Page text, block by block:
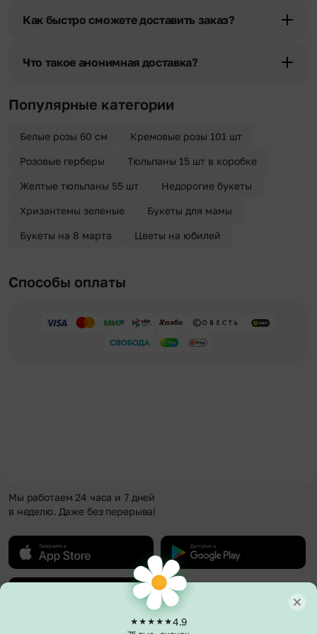
разрешения получателя, после чего высылается заказчику на
Как быстро сможете доставить заказ?
отрезка. Хотите получить цветы раньше? Оформите услугу
Что такое анонимная доставка?
«Анонимная доставка». Мы гарантируем анонимность
Популярные категории
Белые розы 60 см Кремовые розы 101 шт
Розовые герберы Тюльпаны 15 шт в коробке
Желтые тюльпаны 55 шт Недорогие букеты
Хризантемы зеленые Букеты для мамы
Букеты на 8 марта Цветы на юбилей
Способы оплаты
Мы работаем 24 часа и 7 дней
в неделю. Даже без перерыва!
4.9